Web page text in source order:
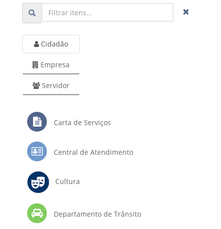
Cidadão
Empresa
Servidor
Carta de Serviços
Central de Atendimento
Cultura
Departamento de Trânsito